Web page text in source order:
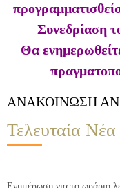
Συνεδρίαση
Θα
ΑΝΑΚΟΙΝΩΣΗ
Τελευταία Νέα